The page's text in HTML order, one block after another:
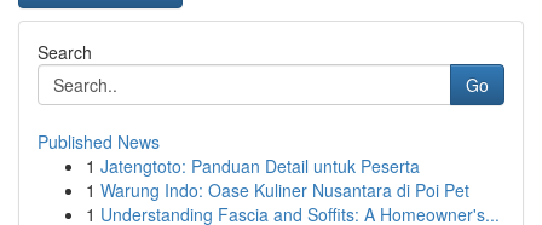
Search
Go
Published News
1 Jatengtoto: Panduan Detail untuk Peserta
1 Warung Indo: Oase Kuliner Nusantara di Poi Pet
1 Understanding Fascia and Soffits: A Homeowner's...